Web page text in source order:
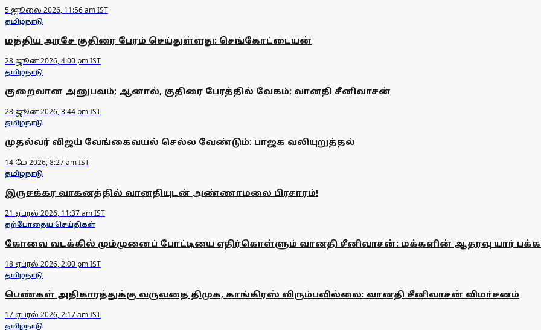
5 ஜூலை 2026, 11:56 am IST
தமிழ்நாடு
மத்திய அரசே குதிரை பேரம் செய்துள்ளது: செங்கோட்டையன்
28 ஜூன் 2026, 4:00 pm IST
தமிழ்நாடு
குறைவான அனுபவம்; ஆனால், குதிரை பேரத்தில் வேகம்: வானதி சீனிவாசன்
28 ஜூன் 2026, 3:44 pm IST
தமிழ்நாடு
முதல்வர் விஜய் வேங்கைவயல் செல்ல வேண்டும்: பாஜக வலியுறுத்தல்
14 மே 2026, 8:27 am IST
தமிழ்நாடு
இருசக்கர வாகனத்தில் வானதியுடன் அண்ணாமலை பிரசாரம்!
21 ஏப்ரல் 2026, 11:37 am IST
தற்போதைய செய்திகள்
கோவை வடக்கில் மும்முனைப் போட்டியை எதிர்கொள்ளும் வானதி சீனிவாசன்: மக்களின் ஆதரவு யார்
18 ஏப்ரல் 2026, 2:00 pm IST
தமிழ்நாடு
பெண்கள் அதிகாரத்துக்கு வருவதை திமுக, காங்கிரஸ் விரும்பவில்லை: வானதி சீனிவாசன் விமா்சனம்
17 ஏப்ரல் 2026, 2:17 am IST
தமிழ்நாடு